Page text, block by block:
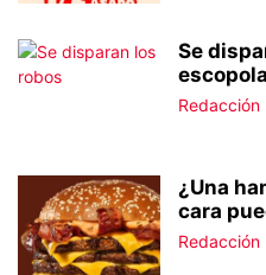
Se
Redacción
¿Una
cara
Redacción